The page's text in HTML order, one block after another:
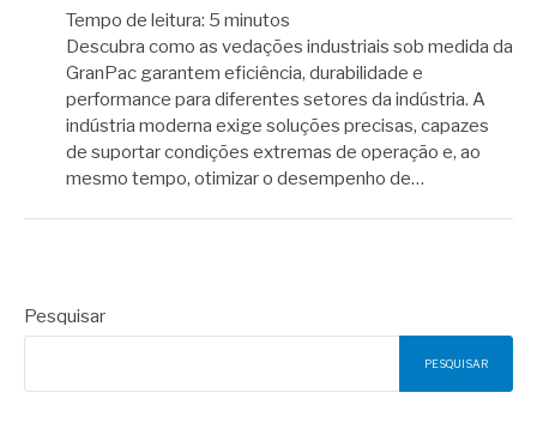
Tempo de leitura: 5 minutos
Descubra como as vedações industriais sob medida da
GranPac garantem eficiência, durabilidade e
performance para diferentes setores da indústria. A
indústria moderna exige soluções precisas, capazes
de suportar condições extremas de operação e, ao
mesmo tempo, otimizar o desempenho de…
Pesquisar
PESQUISAR